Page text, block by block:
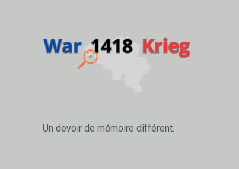
Un devoir de mémoire différent.